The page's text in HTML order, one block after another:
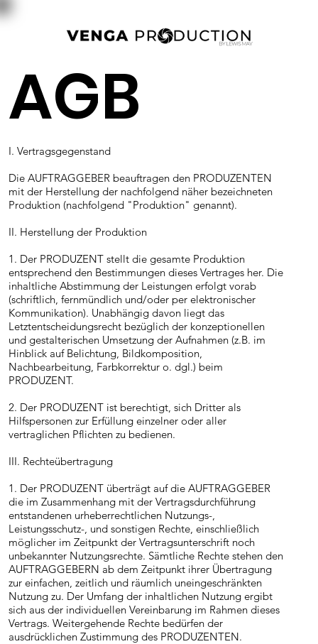
AGB
I. Vertragsgegenstand
Die AUFTRAGGEBER beauftragen den PRODUZENTEN
mit der Herstellung der nachfolgend näher bezeichneten
Produktion (nachfolgend "Produktion" genannt).
II. Herstellung der Produktion
1. Der PRODUZENT stellt die gesamte Produktion
entsprechend den Bestimmungen dieses Vertrages her. Die
inhaltliche Abstimmung der Leistungen erfolgt vorab
(schriftlich, fernmündlich und/oder per elektronischer
Kommunikation). Unabhängig davon liegt das
Letztentscheidungsrecht bezüglich der konzeptionellen
und gestalterischen Umsetzung der Aufnahmen (z.B. im
Hinblick auf Belichtung, Bildkomposition,
Nachbearbeitung, Farbkorrektur o. dgl.) beim
PRODUZENT.
2. Der PRODUZENT ist berechtigt, sich Dritter als
Hilfspersonen zur Erfüllung einzelner oder aller
vertraglichen Pflichten zu bedienen.
III. Rechteübertragung
1. Der PRODUZENT überträgt auf die AUFTRAGGEBER
die im Zusammenhang mit der Vertragsdurchführung
entstandenen urheberrechtlichen Nutzungs-,
Leistungsschutz-, und sonstigen Rechte, einschließlich
möglicher im Zeitpunkt der Vertragsunterschrift noch
unbekannter Nutzungsrechte. Sämtliche Rechte stehen den
AUFTRAGGEBERN ab dem Zeitpunkt ihrer Übertragung
zur einfachen, zeitlich und räumlich uneingeschränkten
Nutzung zu. Der Umfang der inhaltlichen Nutzung ergibt
sich aus der individuellen Vereinbarung im Rahmen dieses
Vertrags. Weitergehende Rechte bedürfen der
ausdrücklichen Zustimmung des PRODUZENTEN.